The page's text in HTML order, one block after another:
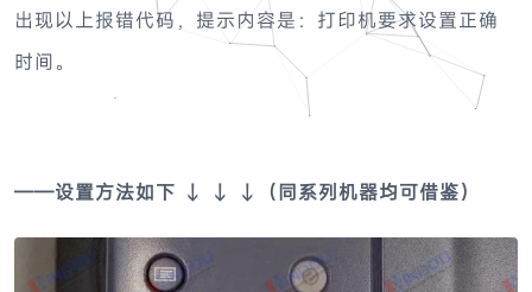
出现以上报错代码，提示内容是：打印机要求设置正确
时间。
——设置方法如下 ↓ ↓ ↓（同系列机器均可借鉴）